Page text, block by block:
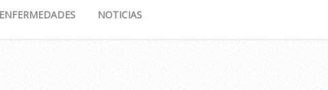
ENFERMEDADES NOTICIAS